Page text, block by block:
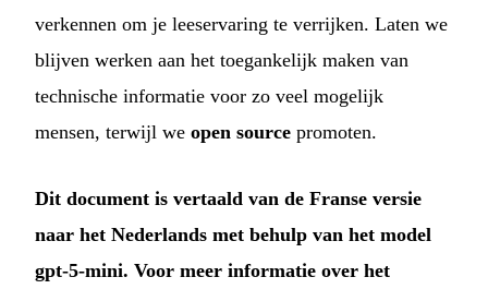
verkennen om je leeservaring te verrijken. Laten we
blijven werken aan het toegankelijk maken van
technische informatie voor zo veel mogelijk
mensen, terwijl we open source promoten.
Dit document is vertaald van de Franse versie
naar het Nederlands met behulp van het model
gpt-5-mini. Voor meer informatie over het